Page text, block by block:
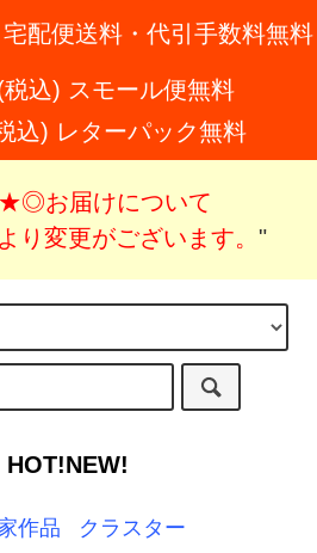
配便送料・代引手数料無料
込) スモール便無料
込) レターパック無料
お届けについて
り変更がございます。 "
HOT!NEW!
作品
クラスター